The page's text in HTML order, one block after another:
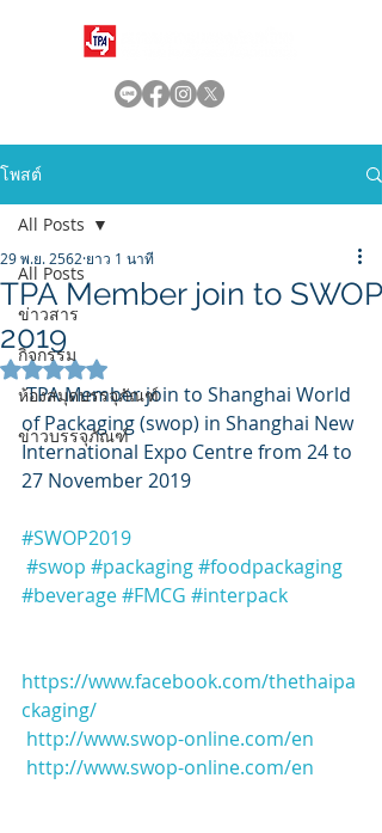
โพสต์
All Posts
ข่าวสาร
กิจกรรม
ห้องสมุดบรรจุภัณฑ์
ข่าวบรรจุภัณฑ์
All Posts
TPA Member join to SWOP
2019
29 พ.ย. 2562 ยาว 1 นาที
ได้รับ NaN เต็ม 5 ดาว
TPA Member join to Shanghai World
of Packaging (swop) in Shanghai New
International Expo Centre from 24 to
27 November 2019
#SWOP2019
#swop #packaging#foodpackaging
#beverage#FMCG #interpack
https://www.facebook.com/thethaipa
ckaging/
http://www.swop-online.com/en
http://www.swop-online.com/en